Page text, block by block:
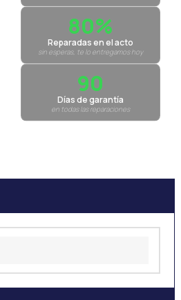
80%
Reparadas en el acto
sin esperas, te lo entregamos hoy
90
Días de garantía
en todas las reparaciones